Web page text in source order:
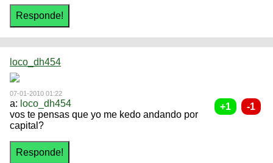
loco_dh454
07-01-2010 01:22
a: loco_dh454
vos te pensas que yo me kedo andando por
capital?